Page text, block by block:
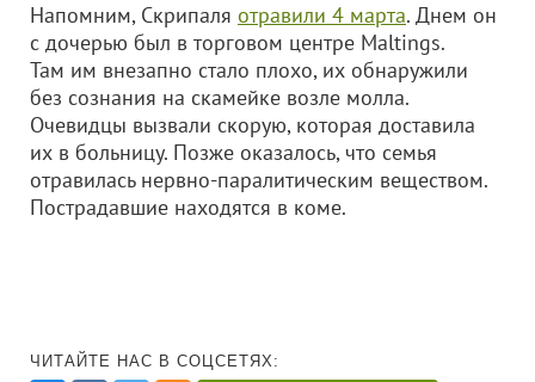
Напомним, Скрипаля отравили 4 марта. Днем он
с дочерью был в торговом центре Maltings.
Там им внезапно стало плохо, их обнаружили
без сознания на скамейке возле молла.
Очевидцы вызвали скорую, которая доставила
их в больницу. Позже оказалось, что семья
отравилась нервно-паралитическим веществом.
Пострадавшие находятся в коме.
ЧИТАЙТЕ НАС В СОЦСЕТЯХ: